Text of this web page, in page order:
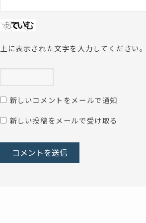
上に表示された文字を入力してください
新しいコメントをメールで通知
新しい投稿をメールで受け取る